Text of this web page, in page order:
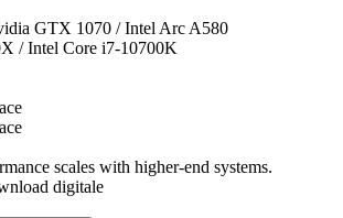
GTX 1070 / Intel Arc A580
/ Intel Core i7-10700K
scales with higher-end systems.
digitale